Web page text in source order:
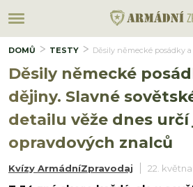
DOMŮ TESTY Děsily německé posádky
Děsily německé
dějiny. Slavné
detailu věže dnes
opravdových znalců
Kvízy ArmádníZpravodaj 22.